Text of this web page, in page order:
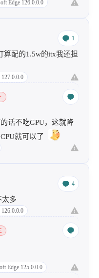
Edge 126.0.0.0
1
算配的1.5w的itx我还担
话不吃GPU，这就降
就可以了
4
太多
Edge 125.0.0.0